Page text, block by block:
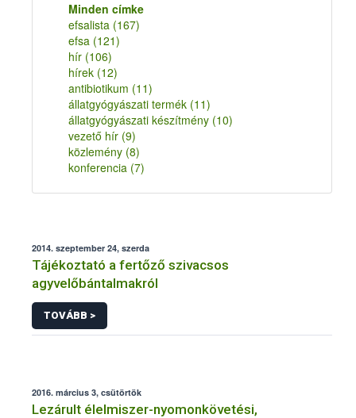
Minden címke
efsalista (167)
efsa (121)
hír (106)
hírek (12)
antibiotikum (11)
állatgyógyászati termék (11)
állatgyógyászati készítmény (10)
vezető hír (9)
közlemény (8)
konferencia (7)
2014. szeptember 24, szerda
Tájékoztató a fertőző szivacsos
agyvelőbántalmakról
TOVÁBB >
2016. március 3, csütörtök
Lezárult élelmiszer-nyomonkövetési,